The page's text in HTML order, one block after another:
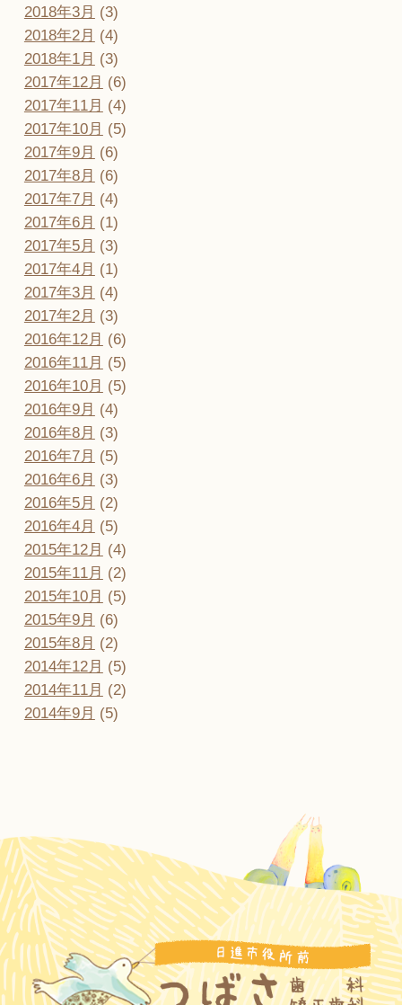
2018年3月 (3)
2018年2月 (4)
2018年1月 (3)
2017年12月 (6)
2017年11月 (4)
2017年10月 (5)
2017年9月 (6)
2017年8月 (6)
2017年7月 (4)
2017年6月 (1)
2017年5月 (3)
2017年4月 (1)
2017年3月 (4)
2017年2月 (3)
2016年12月 (6)
2016年11月 (5)
2016年10月 (5)
2016年9月 (4)
2016年8月 (3)
2016年7月 (5)
2016年6月 (3)
2016年5月 (2)
2016年4月 (5)
2015年12月 (4)
2015年11月 (2)
2015年10月 (5)
2015年9月 (6)
2015年8月 (2)
2014年12月 (5)
2014年11月 (2)
2014年9月 (5)